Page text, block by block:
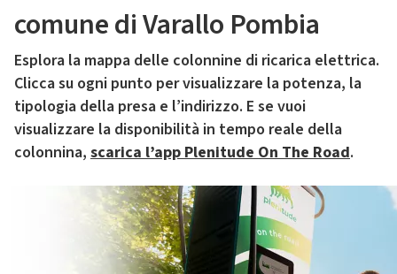
comune di Varallo Pombia
Esplora la mappa delle colonnine di ricarica elettrica.
Clicca su ogni punto per visualizzare la potenza, la
tipologia della presa e l’indirizzo. E se vuoi
visualizzare la disponibilità in tempo reale della
colonnina, scarica l’app Plenitude On The Road.